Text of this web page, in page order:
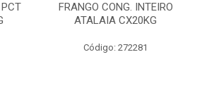
FRANGO CONG. INTEIRO
ATALAIA CX20KG
Código: 272281